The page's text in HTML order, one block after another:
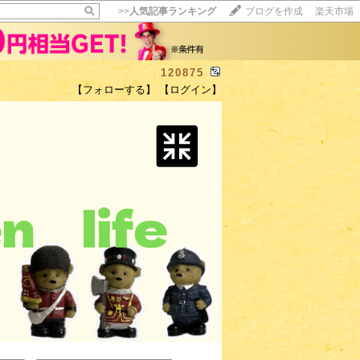
>>人気記事ランキング ブログを作成 楽天市場
120875
【フォローする】
【ログイン】